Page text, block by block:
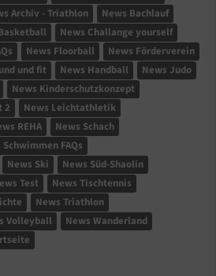
Archiv - Triathlon
News Bachlauf
News Challange yourself
News Floorball
News Förderverein
und fit News Handball
News Judo
News Kinderschutzkonzept
2
News Leichtathletik
REHA
News Schach
Schwimmen FAQs
News Ski
News Süd-Shaolin
Test
News Tischtennis
News Triathlon
Volleyball
News Wanderland